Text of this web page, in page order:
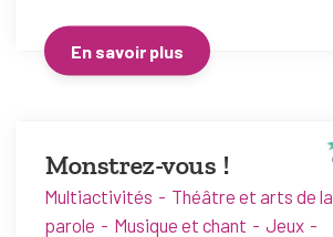
En savoir plus
Monstrez-vous !
Multiactivités
Théâtre et arts de la
parole
Musique et chant
Jeux